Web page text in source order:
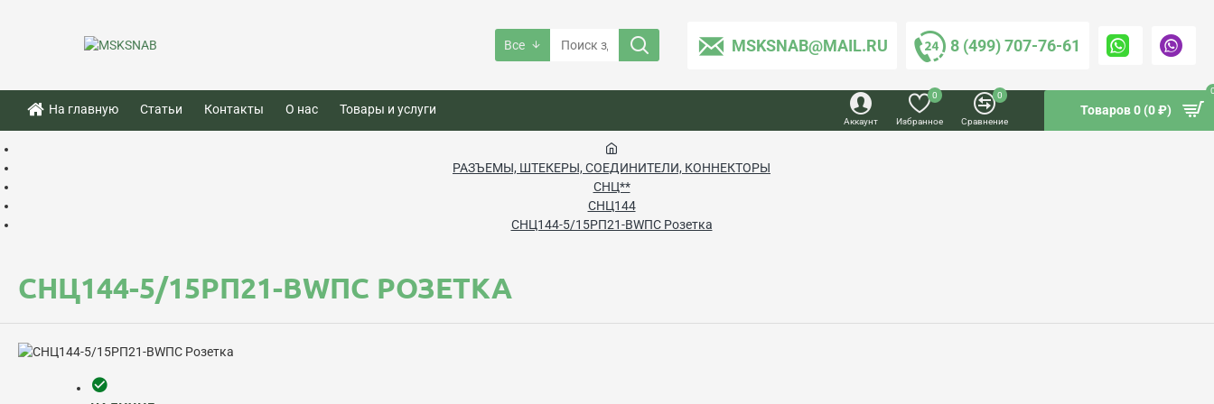
Все MSKSNAB@MAIL.RU 8 (499) 707-76-61
На главную Статьи Контакты О нас Товары и услуги
Аккаунт Избранное
0
Сравнение
0
Товаров 0 (0 ₽)
РАЗЪЕМЫ, ШТЕКЕРЫ, СОЕДИНИТЕЛИ, КОННЕКТОРЫ
СНЦ**
СНЦ144
СНЦ144-5/15РП21-BWПC Розетка
СНЦ144-5/15РП21-BWПC РОЗЕТКА